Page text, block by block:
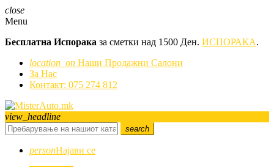
close
Menu
Бесплатна Испорака за сметки над 1500 Ден. ИСПОРАКА.
location_on Наши Продажни Салони
За Нас
Контакт: 075 274 812
view_headline
search
personНајави се